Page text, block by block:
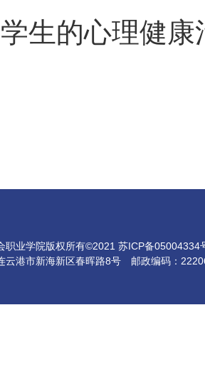
生的心理健
职业学院版权所有©2021 苏ICP备
云港市新海新区春晖路8号 邮政编码：